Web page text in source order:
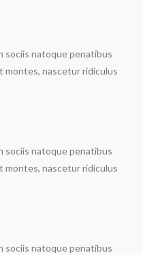
sociis natoque penatibus
montes, nascetur ridiculus
sociis natoque penatibus
montes, nascetur ridiculus
sociis natoque penatibus